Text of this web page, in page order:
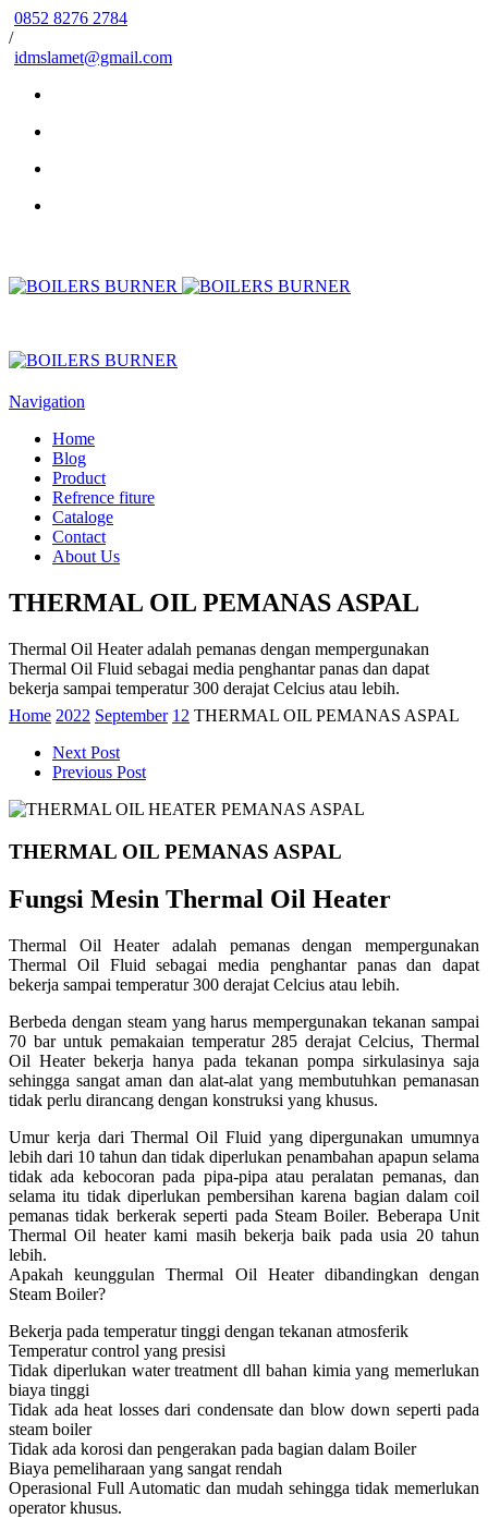
0852 8276 2784
/
idmslamet@gmail.com
Navigation
Home
Blog
Product
Refrence fiture
Cataloge
Contact
About Us
THERMAL OIL PEMANAS ASPAL
Thermal Oil Heater adalah pemanas dengan mempergunakan
Thermal Oil Fluid sebagai media penghantar panas dan dapat
bekerja sampai temperatur 300 derajat Celcius atau lebih.
Home 2022 September 12 THERMAL OIL PEMANAS ASPAL
Next Post
Previous Post
THERMAL OIL PEMANAS ASPAL
Fungsi Mesin Thermal Oil Heater
Thermal Oil Heater adalah pemanas dengan mempergunakan
Thermal Oil Fluid sebagai media penghantar panas dan dapat
bekerja sampai temperatur 300 derajat Celcius atau lebih.
Berbeda dengan steam yang harus mempergunakan tekanan sampai
70 bar untuk pemakaian temperatur 285 derajat Celcius, Thermal
Oil Heater bekerja hanya pada tekanan pompa sirkulasinya saja
sehingga sangat aman dan alat-alat yang membutuhkan pemanasan
tidak perlu dirancang dengan konstruksi yang khusus.
Umur kerja dari Thermal Oil Fluid yang dipergunakan umumnya
lebih dari 10 tahun dan tidak diperlukan penambahan apapun selama
tidak ada kebocoran pada pipa-pipa atau peralatan pemanas, dan
selama itu tidak diperlukan pembersihan karena bagian dalam coil
pemanas tidak berkerak seperti pada Steam Boiler. Beberapa Unit
Thermal Oil heater kami masih bekerja baik pada usia 20 tahun
lebih.
Apakah keunggulan Thermal Oil Heater dibandingkan dengan
Steam Boiler?
Bekerja pada temperatur tinggi dengan tekanan atmosferik
Temperatur control yang presisi
Tidak diperlukan water treatment dll bahan kimia yang memerlukan
biaya tinggi
Tidak ada heat losses dari condensate dan blow down seperti pada
steam boiler
Tidak ada korosi dan pengerakan pada bagian dalam Boiler
Biaya pemeliharaan yang sangat rendah
Operasional Full Automatic dan mudah sehingga tidak memerlukan
operator khusus.